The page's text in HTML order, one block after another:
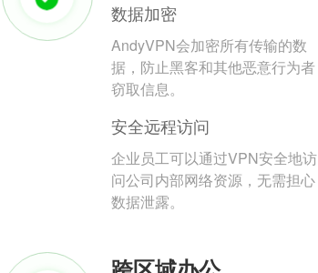
数据加密
AndyVPN会加密所有传输的数
据，防止黑客和其他恶意行为者
窃取信息。
安全远程访问
企业员工可以通过VPN安全地访
问公司内部网络资源，无需担心
数据泄露。